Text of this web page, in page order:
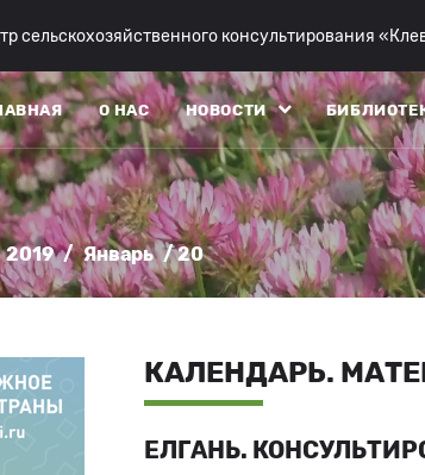
сельскохозяйственного консультирования
О НАС НОВОСТИ
2019 / Январь / 20
КАЛЕНДАРЬ.
ЕЛГАНЬ.